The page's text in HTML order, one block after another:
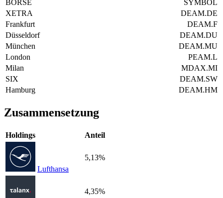
BÖRSE
SYMBOL
XETRA
DEAM.DE
Frankfurt
DEAM.F
Düsseldorf
DEAM.DU
München
DEAM.MU
London
PEAM.L
Milan
MDAX.MI
SIX
DEAM.SW
Hamburg
DEAM.HM
Zusammensetzung
Holdings Anteil
Lufthansa
5,13%
4,35%